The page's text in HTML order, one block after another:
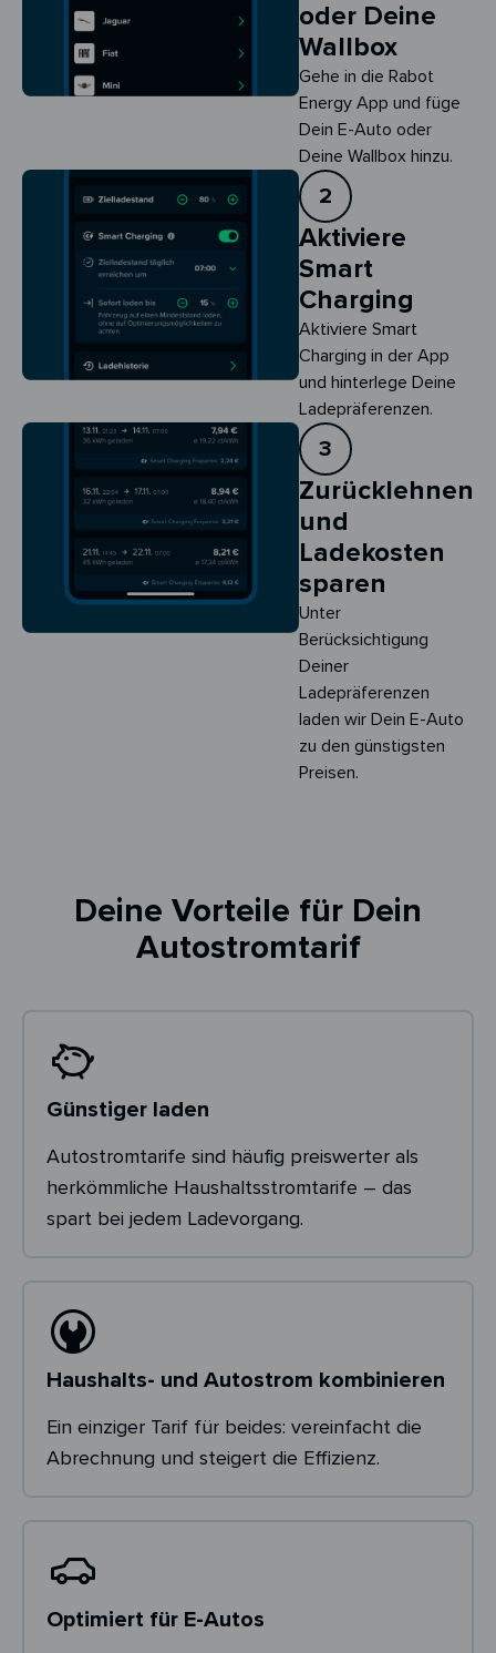
oder Deine
Wallbox
Gehe in die Rabot
Energy App und füge
Dein E-Auto oder
Deine Wallbox hinzu.
2
Aktiviere
Smart
Charging
Aktiviere Smart
Charging in der App
und hinterlege Deine
Ladepräferenzen.
3
Zurücklehnen
und
Ladekosten
sparen
Unter
Berücksichtigung
Deiner
Ladepräferenzen
laden wir Dein E-Auto
zu den günstigsten
Preisen.
Deine Vorteile für Dein
Autostromtarif
Günstiger laden
Autostromtarife sind häufig preiswerter als
herkömmliche Haushaltsstromtarife – das
spart bei jedem Ladevorgang.
Haushalts- und Autostrom kombinieren
Ein einziger Tarif für beides: vereinfacht die
Abrechnung und steigert die Effizienz.
Optimiert für E-Autos